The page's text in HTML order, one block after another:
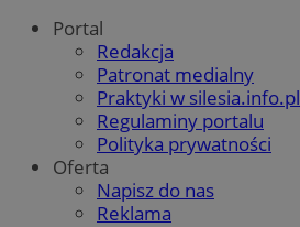
Portal
Redakcja
Patronat medialny
Praktyki w silesia.info.pl
Regulaminy portalu
Polityka prywatności
Oferta
Napisz do nas
Reklama